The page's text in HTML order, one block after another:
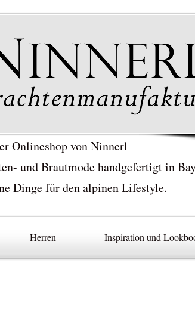
Onlineshop von Ninnerl
und Brautmode handgefertigt in
Dinge für den alpinen Lifestyle.
Herren Inspiration und